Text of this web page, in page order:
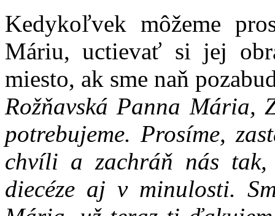
Kedykoľvek môžeme
Máriu, uctievať si jej
miesto, ak sme naň
Rožňavská Panna Mária,
potrebujeme. Prosíme,
chvíli a zachráň nás
diecéze aj v minulosti.